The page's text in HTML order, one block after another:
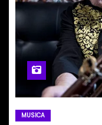
MUSICA